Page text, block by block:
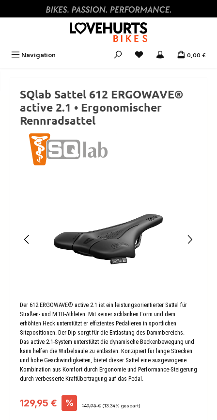
Zum Hauptinhalt springen
Navigation 0,00 €
SQlab Sattel 612 ERGOWAVE®
active 2.1 • Ergonomischer
Rennradsattel
Der 612 ERGOWAVE® active 2.1 ist ein leistungsorientierter Sattel für
Straßen- und MTB-Athleten. Mit seiner schlanken Form und dem
erhöhten Heck unterstützt er effizientes Pedalieren in sportlichen
Sitzpositionen. Der Dip sorgt für die Entlastung des Dammbereichs.
Das active 2.1-System unterstützt die dynamische Beckenbewegung und
kann helfen die Wirbelsäule zu entlasten. Konzipiert für lange Strecken
und hohe Geschwindigkeiten, bietet dieser Sattel eine ausgewogene
Kombination aus Komfort durch Ergonomie und Performance-Steigerung
durch verbesserte Kraftübertragung auf das Pedal.
Verkaufspreis:
129,95 € % Regulärer Preis:
149,95 € (13.34% gespart)